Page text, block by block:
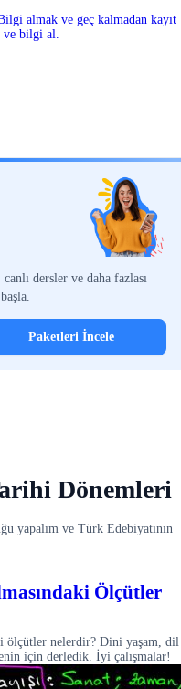
almak ve geç kalmadan kayıt
ve bilgi al.
dersler ve daha fazlası
Paketleri İncele
Dönemleri
yapalım ve Türk Edebiyatının
Ölçütler
ölçütler nelerdir? Dini yaşam, dil
için derledik. İyi çalışmalar!